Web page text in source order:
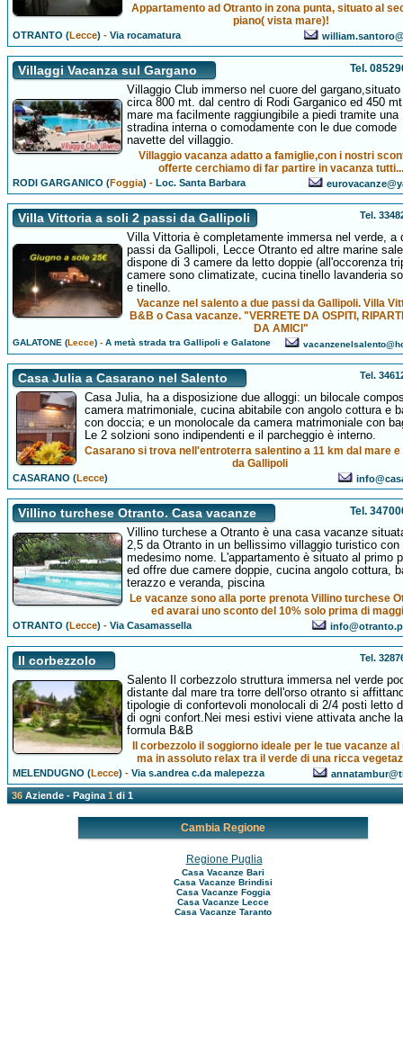
Appartamento ad Otranto in zona punta, situato al
piano( vista mare)!
OTRANTO (Lecce) -Via rocamatura
Villaggi Vacanza sul Gargano Tel.
Villaggio Club immerso nel cuore del gargano,situato
circa 800 mt. dal centro di Rodi Garganico ed 450
mare ma facilmente raggiungibile a piedi tramite una
stradina interna o comodamente con le due comode
navette del villaggio.
Villaggio vacanza adatto a famiglie,con i nostri
offerte cerchiamo di far partire in vacanza tutti...
RODI GARGANICO (Foggia) -Loc. Santa Barbara
Villa Vittoria a soli 2 passi da Gallipoli Tel.
Villa Vittoria è completamente immersa nel verde, a
passi da Gallipoli, Lecce Otranto ed altre marine
dispone di 3 camere da letto doppie (all'occorenza
camere sono climatizate, cucina tinello lavanderia
e tinello.
Vacanze nel salento a due passi da Gallipoli. Villa
B&B o Casa vacanze. "VERRETE DA OSPITI,
DA AMICI"
GALATONE (Lecce) -A metà strada tra Gallipoli e Galatone
Casa Julia a Casarano nel Salento Tel.
Casa Julia, ha a disposizione due alloggi: un bilocale
camera matrimoniale, cucina abitabile con angolo cottura e
con doccia; e un monolocale da camera matrimoniale con
Le 2 solzioni sono indipendenti e il parcheggio è interno.
Casarano si trova nell'entroterra salentino a 11 km dal mare e
da Gallipoli
CASARANO (Lecce)
Villino turchese Otranto. Casa vacanze Tel.
Villino turchese a Otranto è una casa vacanze
2,5 da Otranto in un bellissimo villaggio turistico con
medesimo nome. L'appartamento è situato al primo
ed offre due camere doppie, cucina angolo cottura,
terazzo e veranda, piscina
Le vacanze sono alla porte prenota Villino turchese
ed avarai uno sconto del 10% solo prima di
OTRANTO (Lecce) -Via Casamassella
Il corbezzolo Tel.
Salento Il corbezzolo struttura immersa nel verde
distante dal mare tra torre dell'orso otranto si
tipologie di confortevoli monolocali di 2/4 posti letto
di ogni confort.Nei mesi estivi viene attivata anche la
formula B&B
Il corbezzolo il soggiorno ideale per le tue vacanze
ma in assoluto relax tra il verde di una ricca
MELENDUGNO (Lecce) -Via s.andrea c.da malepezza
36Aziende - Pagina1di 1
Cambia Regione
Regione Puglia
Casa Vacanze Bari
Casa Vacanze Brindisi
Casa Vacanze Foggia
Casa Vacanze Lecce
Casa Vacanze Taranto